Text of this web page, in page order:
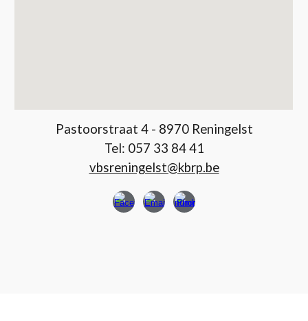
Pastoorstraat 4 - 8970 Reningelst
Tel: 057 33 84 41
vbsreningelst@kbrp.be